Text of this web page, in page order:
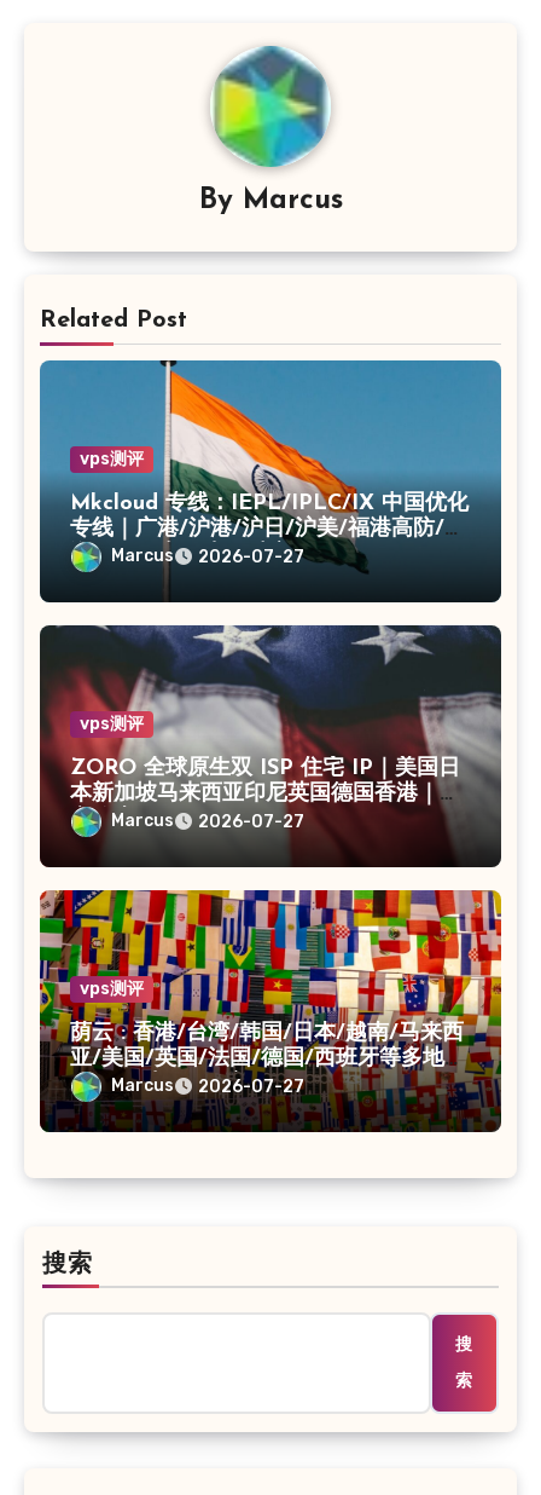
By Marcus
Related Post
vps测评
Mkcloud 专线：IEPL/IPLC/IX 中国优化
专线｜广港/沪港/沪日/沪美/福港高防/上
海CN2｜入口出口独享IP
Marcus 2026-07-27
vps测评
ZORO 全球原生双 ISP 住宅 IP｜美国日
本新加坡马来西亚印尼英国德国香港｜独
享静态 IPv4
Marcus 2026-07-27
vps测评
荫云 : 香港/台湾/韩国/日本/越南/马来西
亚/美国/英国/法国/德国/西班牙等多地
VPS/原生IP /住宅IP/双ISP
Marcus 2026-07-27
搜索
搜
索